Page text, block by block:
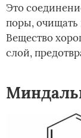
Это
поры, очищать
Вещество
слой,